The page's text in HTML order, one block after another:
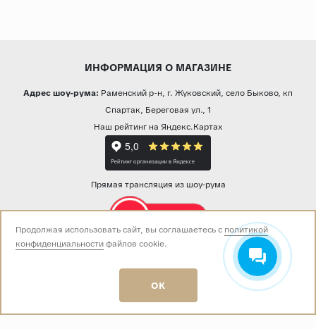
ИНФОРМАЦИЯ О МАГАЗИНЕ
Адрес шоу-рума: Раменский р-н, г. Жуковский, село Быково, кп
Спартак, Береговая ул., 1
Наш рейтинг на Яндекс.Картах
Прямая трансляция из шоу-рума
Звоните нам:
пн-вс 10:00 - 19:00
E-mail:
info@baza-plitki.ru
Продолжая использовать сайт, вы соглашаетесь с политикой
конфиденциальностифайлов cookie.
OK